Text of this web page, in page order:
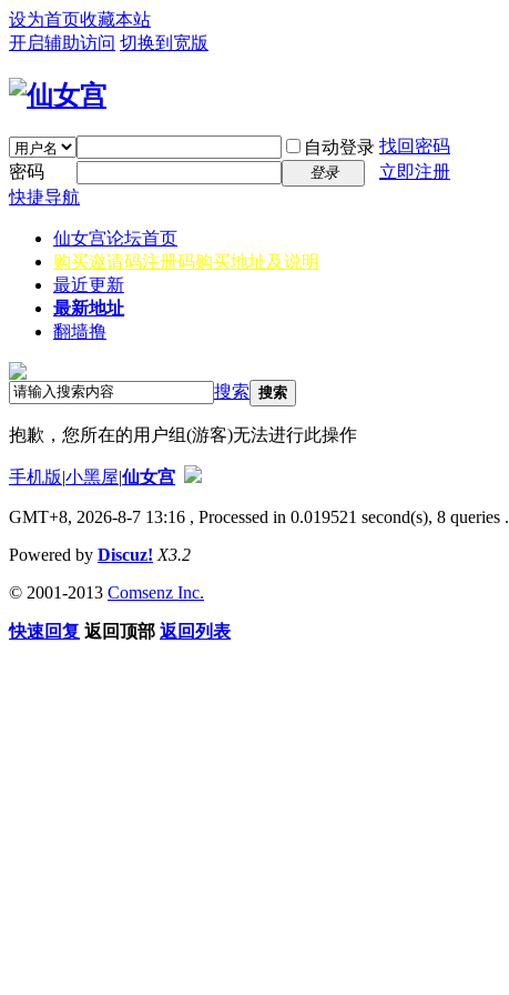
设为首页收藏本站
开启辅助访问 切换到宽版
自动登录 找回密码
密码
登录
立即注册
快捷导航
仙女宫论坛首页
购买邀请码注册码购买地址及说明
最近更新
最新地址
翻墙撸
搜索 搜索
抱歉，您所在的用户组(游客)无法进行此操作
手机版|小黑屋|仙女宫
GMT+8, 2026-8-7 13:16 , Processed in 0.019521 second(s), 8 queries .
Powered by Discuz! X3.2
© 2001-2013 Comsenz Inc.
快速回复 返回顶部 返回列表